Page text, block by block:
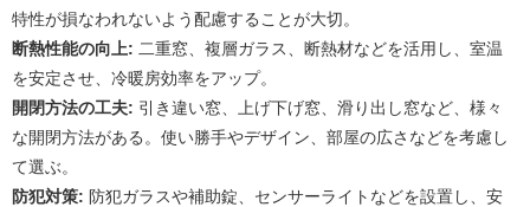
特性が損なわれないよう配慮することが大切。
断熱性能の向上: 二重窓、複層ガラス、断熱材などを活用し、室温
を安定させ、冷暖房効率をアップ。
開閉方法の工夫: 引き違い窓、上げ下げ窓、滑り出し窓など、様々
な開閉方法がある。使い勝手やデザイン、部屋の広さなどを考慮し
て選ぶ。
防犯対策: 防犯ガラスや補助錠、センサーライトなどを設置し、安